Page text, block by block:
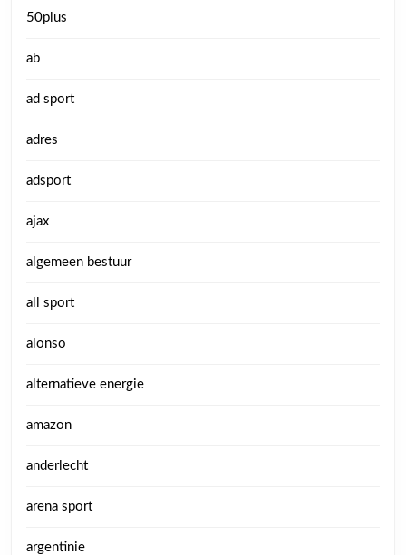
50plus
ab
ad sport
adres
adsport
ajax
algemeen bestuur
all sport
alonso
alternatieve energie
amazon
anderlecht
arena sport
argentinie